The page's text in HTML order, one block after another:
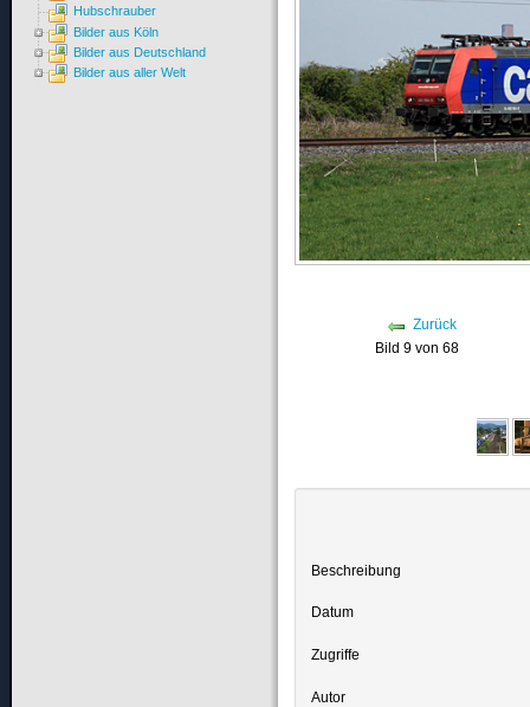
Zurück
Bild 9 von 68
Beschreibung
Datum
Zugriffe
Autor
Hubschrauber
Bilder aus Köln
Bilder aus Deutschland
Bilder aus aller Welt